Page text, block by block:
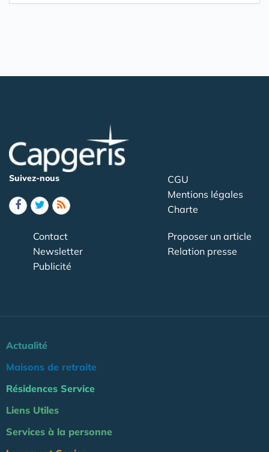
Suivez-nous
CGU
Mentions légales
Charte
Contact
Newsletter
Publicité
Proposer un article
Relation presse
Actualité
Maisons de retraite
Résidences Service
Liens Utiles
Services à la personne